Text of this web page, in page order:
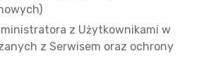
z Użytkownikami w
z Serwisem oraz ochrony